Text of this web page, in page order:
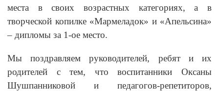
места в своих возрастных категориях, а в
творческой копилке «Мармеладок» и «Апельсина»
– дипломы за 1-ое место.
Мы поздравляем руководителей, ребят и их
родителей с тем, что воспитанники Оксаны
Шушпанниковой и педагогов-репетиторов,